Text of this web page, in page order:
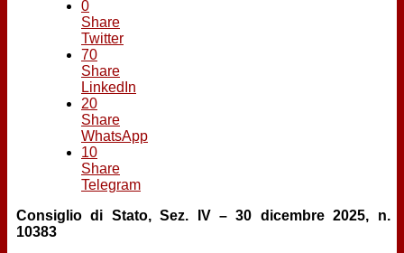
0
Share
Twitter
70
Share
LinkedIn
20
Share
WhatsApp
10
Share
Telegram
Consiglio di Stato, Sez. IV – 30 dicembre 2025, n.
10383